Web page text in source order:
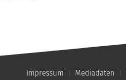
Impressum Mediadaten